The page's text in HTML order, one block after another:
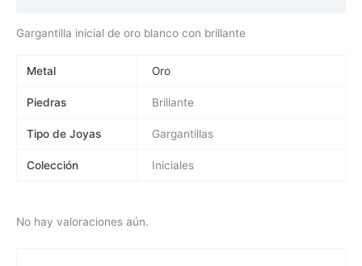
Gargantilla inicial de oro blanco con brillante
Metal Oro
Piedras Brillante
Tipo de Joyas Gargantillas
Colección Iniciales
No hay valoraciones aún.